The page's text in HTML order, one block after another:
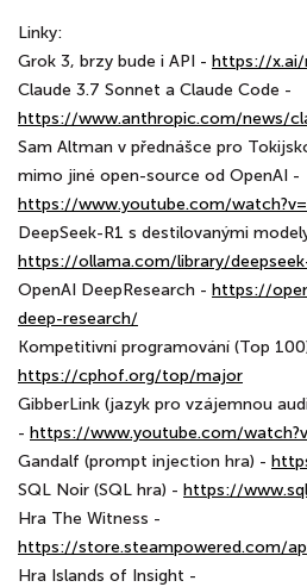
Linky:
Grok 3, brzy bude i API - https://x.ai/
Claude 3.7 Sonnet a Claude Code -
https://www.anthropic.com/news/
Sam Altman v přednášce pro
mimo jiné open-source od OpenAI -
https://www.youtube.com/
DeepSeek-R1 s destilovanými
https://ollama.com/library/
OpenAI DeepResearch - https://
deep-research/
Kompetitivní programování (Top
https://cphof.org/top/major
GibberLink (jazyk pro vzájemnou
- https://www.youtube.com/
Gandalf (prompt injection hra) -
SQL Noir (SQL hra) - https://
Hra The Witness -
https://store.steampowered.com/
Hra Islands of Insight -